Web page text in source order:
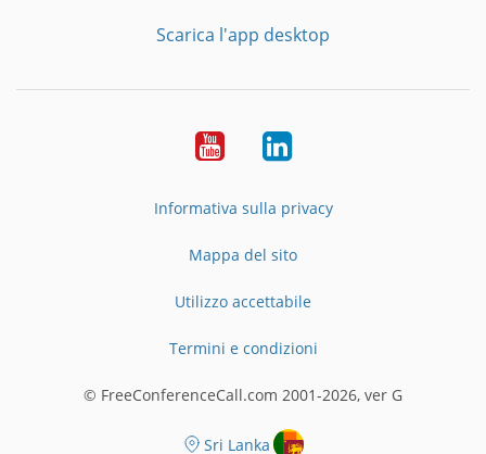
Scarica l'app desktop
YouTubeLinkedIn
Informativa sulla privacy
Mappa del sito
Utilizzo accettabile
Termini e condizioni
© FreeConferenceCall.com 2001-2026, ver G
Sri Lanka